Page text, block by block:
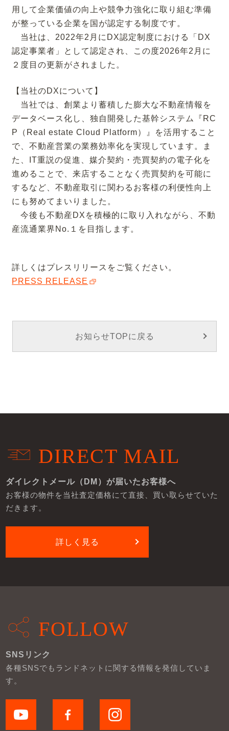
用して企業価値の向上や競争力強化に取り組む準備
が整っている企業を国が認定する制度です。
当社は、2022年2月にDX認定制度における「DX
認定事業者」として認定され、この度2026年2月に
２度目の更新がされました。
【当社のDXについて】
当社では、創業より蓄積した膨大な不動産情報を
データベース化し、独自開発した基幹システム『RC
P（Real estate Cloud Platform）』を活用すること
で、不動産営業の業務効率化を実現しています。ま
た、IT重説の促進、媒介契約・売買契約の電子化を
進めることで、来店することなく売買契約を可能に
するなど、不動産取引に関わるお客様の利便性向上
にも努めてまいりました。
今後も不動産DXを積極的に取り入れながら、不動
産流通業界No.１を目指します。
詳しくはプレスリリースをご覧ください。
PRESS RELEASE
お知らせTOPに戻る
DIRECT MAIL
ダイレクトメール（DM）が届いたお客様へ
お客様の物件を当社査定価格にて直接、買い取らせていた
だきます。
詳しく見る
FOLLOW
SNSリンク
各種SNSでもランドネットに関する情報を発信していま
す。